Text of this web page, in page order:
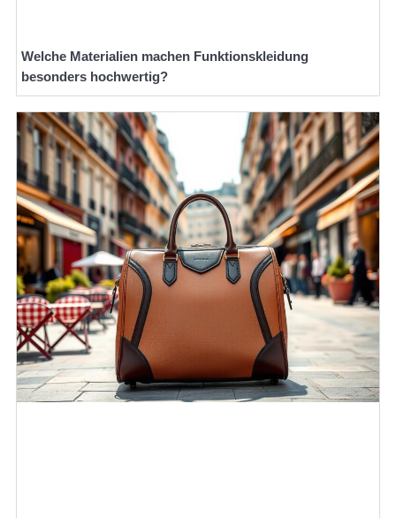
Welche Materialien machen Funktionskleidung
besonders hochwertig?